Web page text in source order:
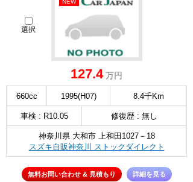
選択
NEW
127.4万円
660cc 1995(H07) 8.4千Km
車検 : R10.05 修復歴 : 無し
神奈川県 大和市 上和田1027－18
スズキ自販神奈川 ストックダイレクト
無料お問い合わせ & 見積もり 詳細を見る